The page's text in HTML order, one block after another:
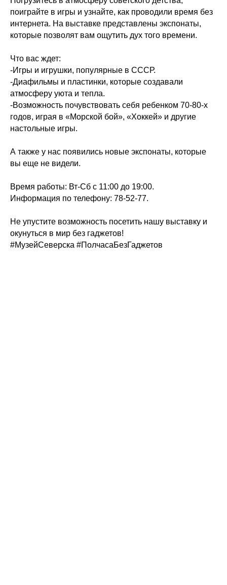
поиграйте в игры и узнайте, как проводили время без
интернета. На выставке представлены экспонаты,
которые позволят вам ощутить дух того времени.
Что вас ждет:
-Игры и игрушки, популярные в СССР.
-Диафильмы и пластинки, которые создавали
атмосферу уюта и тепла.
-Возможность почувствовать себя ребенком 70-80-х
годов, играя в «Морской бой», «Хоккей» и другие
настольные игры.
А также у нас появились новые экспонаты, которые
вы еще не видели.
Время работы: Вт-Сб с 11:00 до 19:00.
Информация по телефону: 78-52-77.
Не упустите возможность посетить нашу выставку и
окунуться в мир без гаджетов!
#МузейСеверска #ПолчасаБезГаджетов